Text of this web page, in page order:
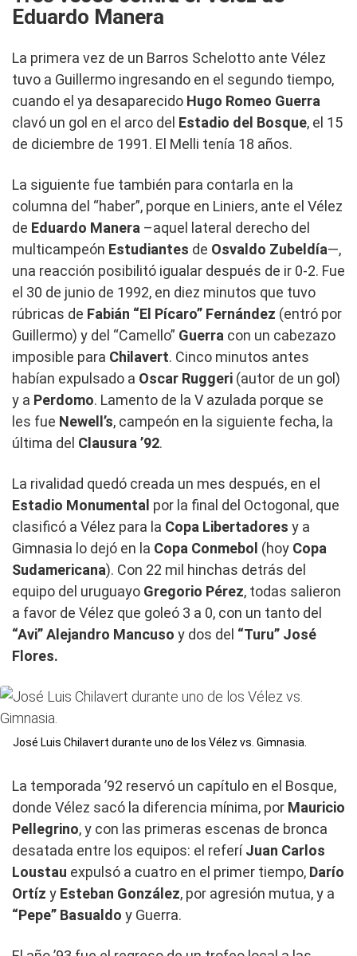
Eduardo Manera
La primera vez de un Barros Schelotto ante Vélez
tuvo a Guillermo ingresando en el segundo tiempo,
cuando el ya desaparecido Hugo Romeo Guerra
clavó un gol en el arco del Estadio del Bosque, el 15
de diciembre de 1991. El Melli tenía 18 años.
La siguiente fue también para contarla en la
columna del “haber”, porque en Liniers, ante el Vélez
de Eduardo Manera –aquel lateral derecho del
multicampeón Estudiantes de Osvaldo Zubeldía—,
una reacción posibilitó igualar después de ir 0-2. Fue
el 30 de junio de 1992, en diez minutos que tuvo
rúbricas de Fabián “El Pícaro” Fernández (entró por
Guillermo) y del “Camello” Guerra con un cabezazo
imposible para Chilavert. Cinco minutos antes
habían expulsado a Oscar Ruggeri (autor de un gol)
y a Perdomo. Lamento de la V azulada porque se
les fue Newell’s, campeón en la siguiente fecha, la
última del Clausura ’92.
La rivalidad quedó creada un mes después, en el
Estadio Monumental por la final del Octogonal, que
clasificó a Vélez para la Copa Libertadores y a
Gimnasia lo dejó en la Copa Conmebol (hoy Copa
Sudamericana). Con 22 mil hinchas detrás del
equipo del uruguayo Gregorio Pérez, todas salieron
a favor de Vélez que goleó 3 a 0, con un tanto del
“Avi”Alejandro Mancuso y dos del “Turu” José
Flores.
José Luis Chilavert durante uno de los Vélez vs. Gimnasia.
La temporada ’92 reservó un capítulo en el Bosque,
donde Vélez sacó la diferencia mínima, por Mauricio
Pellegrino, y con las primeras escenas de bronca
desatada entre los equipos: el referíJuan Carlos
Loustau expulsó a cuatro en el primer tiempo, Darío
Ortíz y Esteban González, por agresión mutua, y a
“Pepe” Basualdo y Guerra.